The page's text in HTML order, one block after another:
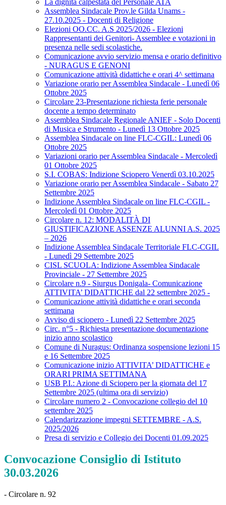
La dignità calpestata del Personale ATA
Assemblea Sindacale Prov.le Gilda Unams -
27.10.2025 - Docenti di Religione
Elezioni OO.CC. A.S 2025/2026 - Elezioni
Rappresentanti dei Genitori- Assemblee e votazioni in
presenza nelle sedi scolastiche.
Comunicazione avvio servizio mensa e orario definitivo
- NURAGUS E GENONI
Comunicazione attività didattiche e orari 4^ settimana
Variazione orario per Assemblea Sindacale - Lunedì 06
Ottobre 2025
Circolare 23-Presentazione richiesta ferie personale
docente a tempo determinato
Assemblea Sindacale Regionale ANIEF - Solo Docenti
di Musica e Strumento - Lunedì 13 Ottobre 2025
Assemblea Sindacale on line FLC-CGIL: Lunedì 06
Ottobre 2025
Variazioni orario per Assemblea Sindacale - Mercoledì
01 Ottobre 2025
S.I. COBAS: Indizione Sciopero Venerdì 03.10.2025
Variazione orario per Assemblea Sindacale - Sabato 27
Settembre 2025
Indizione Assemblea Sindacale on line FLC-CGIL -
Mercoledì 01 Ottobre 2025
Circolare n. 12: MODALITÀ DI
GIUSTIFICAZIONE ASSENZE ALUNNI A.S. 2025
– 2026
Indizione Assemblea Sindacale Territoriale FLC-CGIL
- Lunedì 29 Settembre 2025
CISL SCUOLA: Indizione Assemblea Sindacale
Provinciale - 27 Settembre 2025
Circolare n.9 - Siurgus Donigala- Comunicazione
ATTIVITA’ DIDATTICHE dal 22 settembre 2025 -
Comunicazione attività didattiche e orari seconda
settimana
Avviso di sciopero - Lunedì 22 Settembre 2025
Circ. n°5 - Richiesta presentazione documentazione
inizio anno scolastico
Comune di Nuragus: Ordinanza sospensione lezioni 15
e 16 Settembre 2025
Comunicazione inizio ATTIVITA’ DIDATTICHE e
ORARI PRIMA SETTIMANA
USB P.I.: Azione di Sciopero per la giornata del 17
Settembre 2025 (ultima ora di servizio)
Circolare numero 2 - Convocazione collegio del 10
settembre 2025
Calendarizzazione impegni SETTEMBRE - A.S.
2025/2026
Presa di servizio e Collegio dei Docenti 01.09.2025
Convocazione Consiglio di Istituto
30.03.2026
- Circolare n. 92